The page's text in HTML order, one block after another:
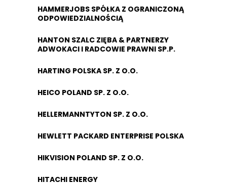
HAMMERJOBS SPÓŁKA Z OGRANICZONĄ
ODPOWIEDZIALNOŚCIĄ
HANTON SZALC ZIĘBA & PARTNERZY
ADWOKACI I RADCOWIE PRAWNI SP.P.
HARTING POLSKA SP. Z O.O.
HEICO POLAND SP. Z O.O.
HELLERMANNTYTON SP. Z O.O.
HEWLETT PACKARD ENTERPRISE POLSKA
HIKVISION POLAND SP. Z O.O.
HITACHI ENERGY